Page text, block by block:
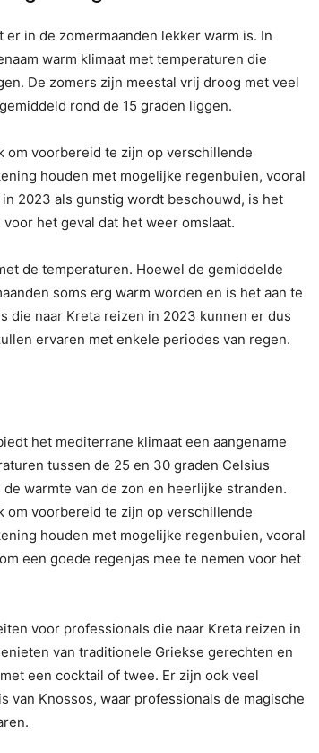
in de zomermaanden lekker warm is. In
warm klimaat met temperaturen die
De zomers zijn meestal vrij droog met veel
rond de 15 graden liggen.
om voorbereid te zijn op verschillende
houden met mogelijke regenbuien, vooral
2023 als gunstig wordt beschouwd, is het
het geval dat het weer omslaat.
de temperaturen. Hoewel de gemiddelde
soms erg warm worden en is het aan te
die naar Kreta reizen in 2023 kunnen er dus
ervaren met enkele periodes van regen.
het mediterrane klimaat een aangename
tussen de 25 en 30 graden Celsius
warmte van de zon en heerlijke stranden.
om voorbereid te zijn op verschillende
houden met mogelijke regenbuien, vooral
een goede regenjas mee te nemen voor het
voor professionals die naar Kreta reizen in
van traditionele Griekse gerechten en
een cocktail of twee. Er zijn ook veel
Knossos, waar professionals de magische